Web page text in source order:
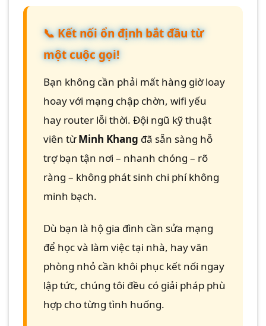
📞 Kết nối ổn định bắt đầu từ
một cuộc gọi!
Bạn không cần phải mất hàng giờ loay
hoay với mạng chập chờn, wifi yếu
hay router lỗi thời. Đội ngũ kỹ thuật
viên từMinh Khang đã sẵn sàng hỗ
trợ bạn tận nơi – nhanh chóng – rõ
ràng – không phát sinh chi phí không
minh bạch.
Dù bạn là hộ gia đình cần sửa mạng
để học và làm việc tại nhà, hay văn
phòng nhỏ cần khôi phục kết nối ngay
lập tức, chúng tôi đều có giải pháp phù
hợp cho từng tình huống.